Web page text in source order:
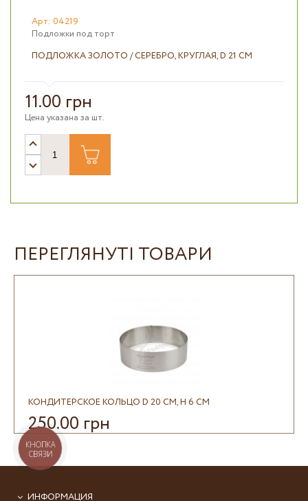
Арт: 04219
Подложки под торт
ПОДЛОЖКА ЗОЛОТО / СЕРЕБРО, КРУГЛАЯ, D 21 СМ
11.00 грн
Цена указана за шт.
ПЕРЕГЛЯНУТІ ТОВАРИ
КОНДИТЕРСКОЕ КОЛЬЦО D 20 СМ, H 6 СМ
250.00 грн
ИНФОРМАЦИЯ
КНОПКА
СВЯЗИ